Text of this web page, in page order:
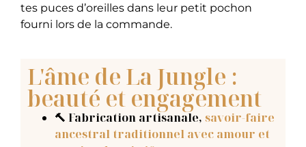
tes puces d’oreilles dans leur petit pochon
fourni lors de la commande.
L'âme de La Jungle :
beauté et engagement
🔨 Fabrication artisanale, savoir-faire
ancestral traditionnel avec amour et